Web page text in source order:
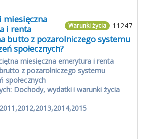
11247
Warunki życia
miesięczna
i renta
butto z pozarolniczego systemu
społecznych?
miesięczna emerytura i renta
z pozarolniczego systemu
społecznych
Dochody, wydatki i warunki życia